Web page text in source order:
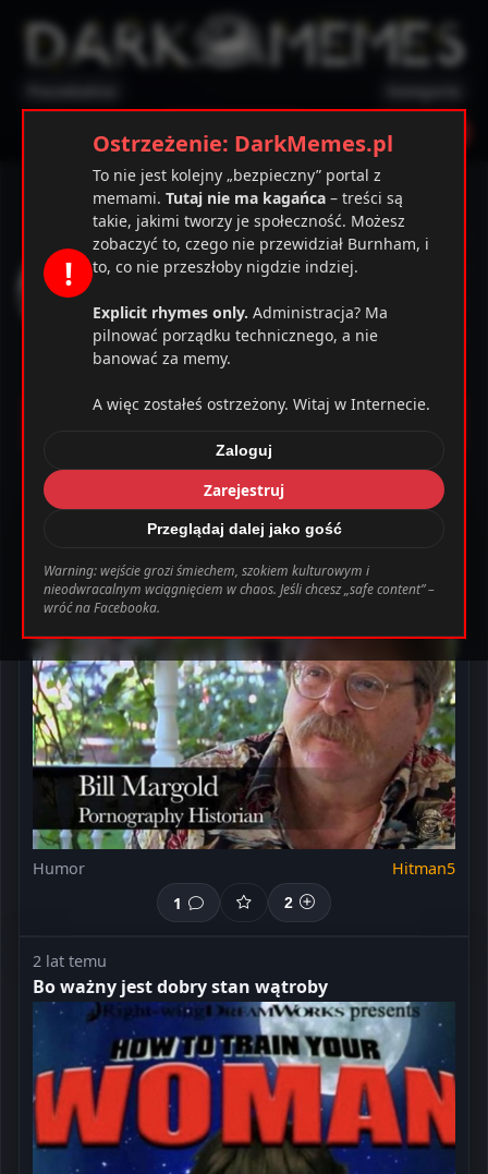
Ostrzeżenie Zarejestruj
163Warning
Ustawienia Wyloguj
Hitman5
26 / 97
31
02.06.2022
1
Komentarze
Humor
Hitman5
1
2
2 lat temu
Bo ważny jest dobry stan wątroby
!
Ostrzeżenie: DarkMemes.pl
To nie jest kolejny „bezpieczny” portal z
memami. Tutaj nie ma kagańca – treści są
takie, jakimi tworzy je społeczność. Możesz
zobaczyć to, czego nie przewidział Burnham, i
to, co nie przeszłoby nigdzie indziej.
Explicit rhymes only. Administracja? Ma
pilnować porządku technicznego, a nie
banować za memy.
A więc zostałeś ostrzeżony. Witaj w Internecie.
Zaloguj
Zarejestruj
Przeglądaj dalej jako gość
Warning: wejście grozi śmiechem, szokiem kulturowym i
nieodwracalnym wciągnięciem w chaos. Jeśli chcesz „safe content” –
wróć na Facebooka.